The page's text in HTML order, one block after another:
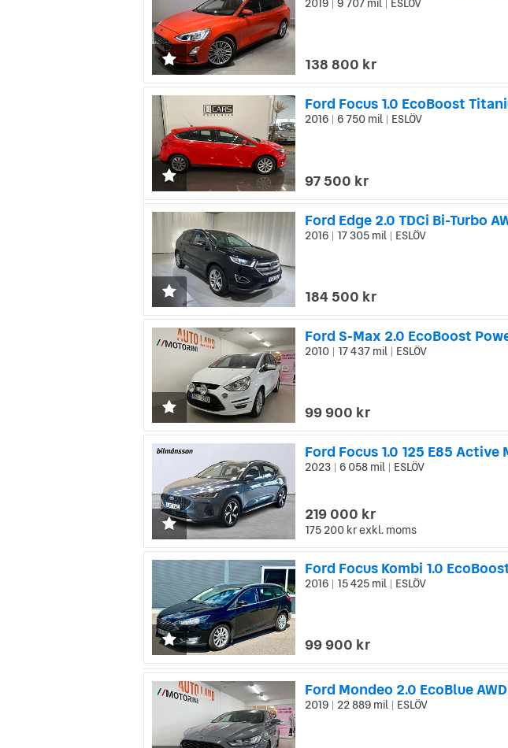
2019 9 707 mil ESLÖV
138 800 kr
Ford Focus 1.0 EcoBoost
2016 6 750 mil ESLÖV
97 500 kr
Ford Edge 2.0 TDCi Bi-Turbo
2016 17 305 mil ESLÖV
184 500 kr
Ford S-Max 2.0 EcoBoost
2010 17 437 mil ESLÖV
99 900 kr
Ford Focus 1.0 125 E85 Active
2023 6 058 mil ESLÖV
219 000 kr
175 200 krexkl. moms
Ford Focus Kombi 1.0
2016 15 425 mil ESLÖV
99 900 kr
Ford Mondeo 2.0 EcoBlue
2019 22 889 mil ESLÖV